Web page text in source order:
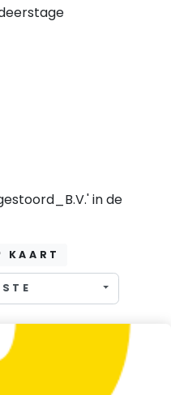
in de
KAART